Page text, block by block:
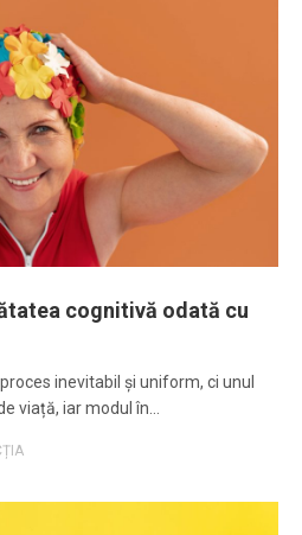
cognitivă odată cu
inevitabil și uniform, ci unul
viață, iar modul în…